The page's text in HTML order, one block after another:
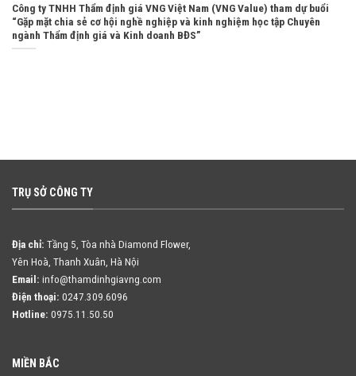
Công ty TNHH Thẩm định giá VNG Việt Nam (VNG Value) tham dự buổi
“Gặp mặt chia sẻ cơ hội nghề nghiệp và kinh nghiệm học tập Chuyên
ngành Thẩm định giá và Kinh doanh BĐS”
TRỤ SỞ CÔNG TY
Địa chỉ: Tầng 5, Tòa nhà Diamond Flower,
Yên Hoà, Thanh Xuân, Hà Nội
Email: info@thamdinhgiavng.com
Điện thoại: 0247.309.6096
Hotline: 0975.11.50.50
MIỀN BẮC